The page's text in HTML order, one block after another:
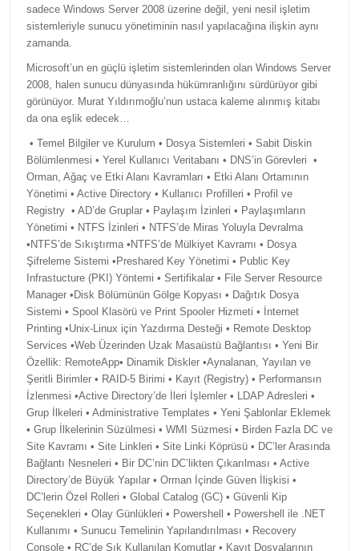
sadece Windows Server 2008 üzerine değil, yeni nesil işletim
sistemleriyle sunucu yönetiminin nasıl yapılacağına ilişkin aynı
zamanda.
Microsoft’un en güçlü işletim sistemlerinden olan Windows Server
2008, halen sunucu dünyasında hükümranlığını sürdürüyor gibi
görünüyor. Murat Yıldırımoğlu’nun ustaca kaleme alınmış kitabı
da ona eşlik edecek…
• Temel Bilgiler ve Kurulum • Dosya Sistemleri • Sabit Diskin
Bölümlenmesi • Yerel Kullanıcı Veritabanı • DNS’in Görevleri •
Orman, Ağaç ve Etki Alanı Kavramları • Etki Alanı Ortamının
Yönetimi • Active Directory • Kullanıcı Profilleri • Profil ve
Registry • AD’de Gruplar • Paylaşım İzinleri • Paylaşımların
Yönetimi • NTFS İzinleri • NTFS’de Miras Yoluyla Devralma
•NTFS’de Sıkıştırma •NTFS’de Mülkiyet Kavramı • Dosya
Şifreleme Sistemi •Preshared Key Yönetimi • Public Key
Infrastucture (PKI) Yöntemi • Sertifikalar • File Server Resource
Manager •Disk Bölümünün Gölge Kopyası • Dağıtık Dosya
Sistemi • Spool Klasörü ve Print Spooler Hizmeti • İnternet
Printing •Unix-Linux için Yazdırma Desteği • Remote Desktop
Services •Web Üzerinden Uzak Masaüstü Bağlantısı • Yeni Bir
Özellik: RemoteApp• Dinamik Diskler •Aynalanan, Yayılan ve
Şeritli Birimler • RAID-5 Birimi • Kayıt (Registry) • Performansın
İzlenmesi •Active Directory’de İleri İşlemler • LDAP Adresleri •
Grup İlkeleri • Administrative Templates • Yeni Şablonlar Eklemek
• Grup İlkelerinin Süzülmesi • WMI Süzmesi • Birden Fazla DC ve
Site Kavramı • Site Linkleri • Site Linki Köprüsü • DC’ler Arasında
Bağlantı Nesneleri • Bir DC’nin DC’likten Çıkarılması • Active
Directory’de Büyük Yapılar • Orman İçinde Güven İlişkisi •
DC’lerin Özel Rolleri • Global Catalog (GC) • Güvenli Kip
Seçenekleri • Olay Günlükleri • Powershell • Powershell ile .NET
Kullanımı • Sunucu Temelinin Yapılandırılması • Recovery
Console • RC’de Sık Kullanılan Komutlar • Kayıt Dosyalarının